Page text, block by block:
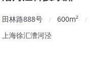
田林路888号 / 600m²
/
上海徐汇漕河泾